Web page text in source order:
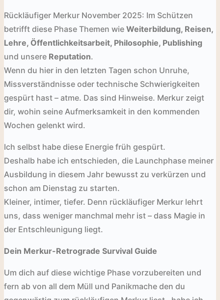
Rückläufiger Merkur November 2025: Im Schützen
betrifft diese Phase Themen wie Weiterbildung, Reisen,
Lehre, Öffentlichkeitsarbeit, Philosophie, Publishing
und unsere Reputation.
Wenn du hier in den letzten Tagen schon Unruhe,
Missverständnisse oder technische Schwierigkeiten
gespürt hast – atme. Das sind Hinweise. Merkur zeigt
dir, wohin seine Aufmerksamkeit in den kommenden
Wochen gelenkt wird.
Ich selbst habe diese Energie früh gespürt.
Deshalb habe ich entschieden, die Launchphase meiner
Ausbildung in diesem Jahr bewusst zu verkürzen und
schon am Dienstag zu starten.
Kleiner, intimer, tiefer. Denn rückläufiger Merkur lehrt
uns, dass weniger manchmal mehr ist – dass Magie in
der Entschleunigung liegt.
Dein Merkur-Retrograde Survival Guide
Um dich auf diese wichtige Phase vorzubereiten und
fern ab von all dem Müll und Panikmache den du